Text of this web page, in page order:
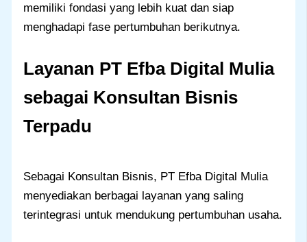
memiliki fondasi yang lebih kuat dan siap
menghadapi fase pertumbuhan berikutnya.
Layanan PT Efba Digital Mulia
sebagai Konsultan Bisnis
Terpadu
Sebagai Konsultan Bisnis, PT Efba Digital Mulia
menyediakan berbagai layanan yang saling
terintegrasi untuk mendukung pertumbuhan usaha.